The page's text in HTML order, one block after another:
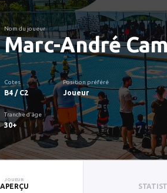
Nom du joueur
Marc-André
Cotes
B4 / C2
Position préféré
Joueur
Tranche d'âge
30+
JOUEUR
APERÇU